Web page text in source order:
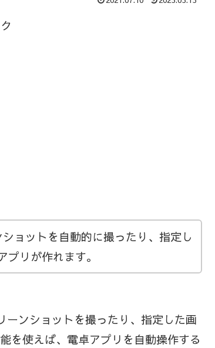
ョットを自動的に撮ったり、指定し
プリが作れます。
ンショットを撮ったり、指定した画
を使えば、電卓アプリを自動操作する